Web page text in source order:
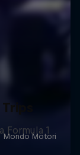
Formula 1